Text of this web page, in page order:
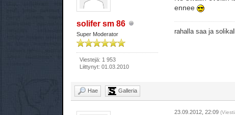
solifer sm 86
Super Moderator
Viestejä: 1 953
Liittynyt: 01.03.2010
ennee
rahalla saa ja
Hae Galleria
23.09.2012, 22:09